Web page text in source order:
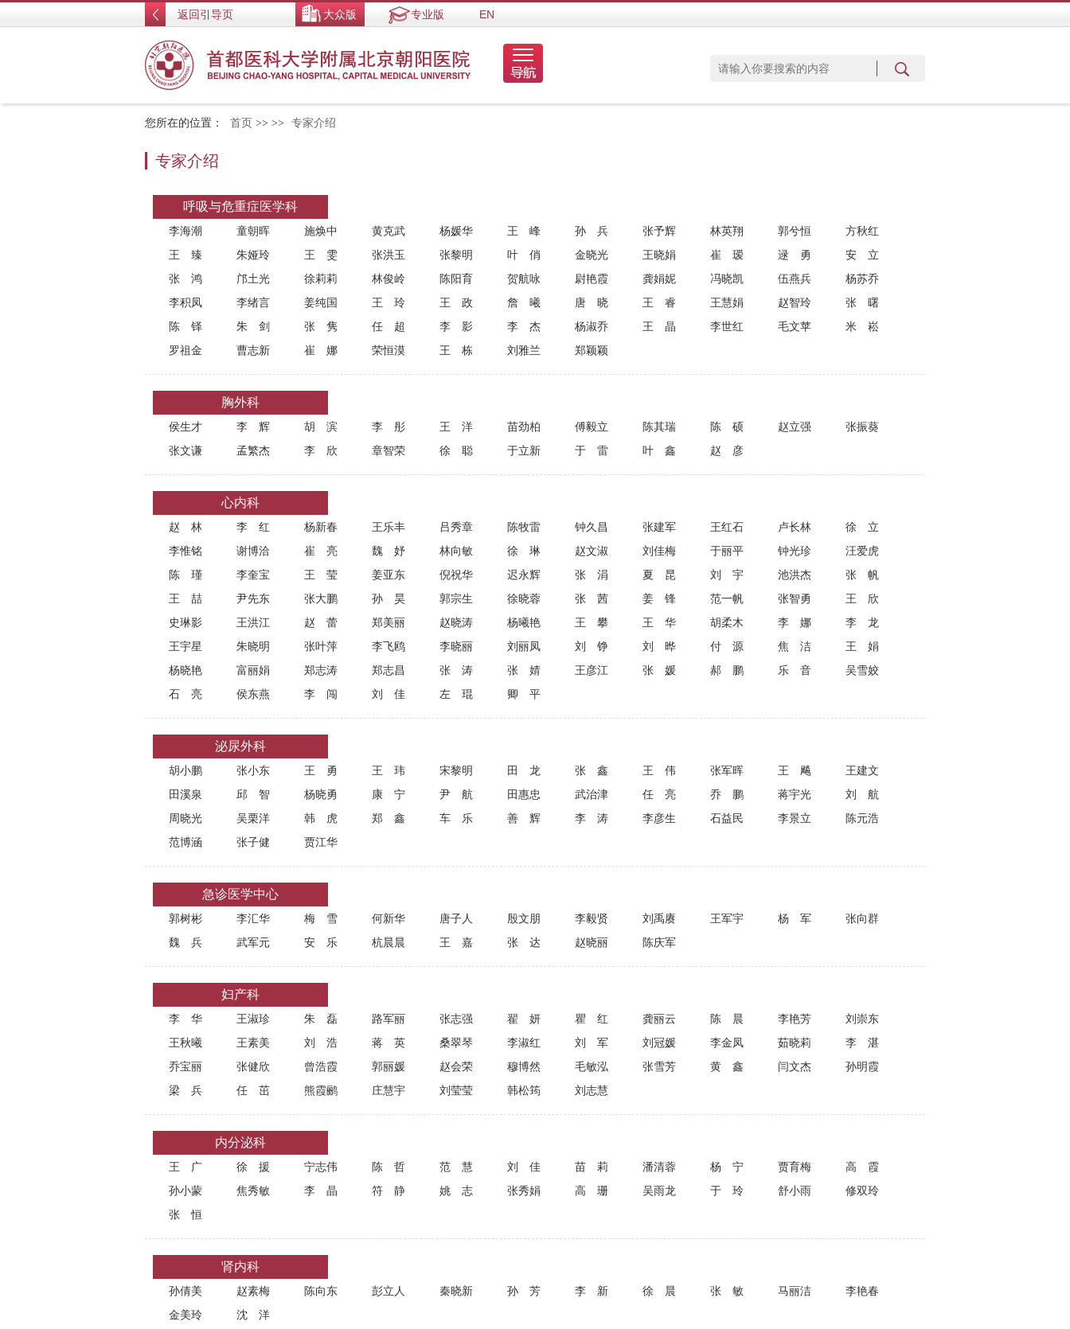
返回引导页 大众版 专业版 EN
您所在的位置： 首页 >> >> 专家介绍
专家介绍
呼吸与危重症医学科
李海潮 童朝晖 施焕中 黄克武 杨媛华 王峰 孙兵 张予辉 林英翔 郭兮恒
方秋红
王臻
朱娅玲 王雯 张洪玉 张黎明 叶俏 金晓光 王晓娟 崔瑷 逯勇
安立
张鸿
邝土光 徐莉莉 林俊岭 陈阳育 贺航咏 尉艳霞 龚娟妮 冯晓凯 伍燕兵
杨苏乔
李积凤
李绪言 姜纯国 王玲 王政 詹曦 唐晓 王睿 王慧娟 赵智玲
张曙
陈铎
朱剑 张隽 任超 李影 李杰 杨淑乔 王晶 李世红 毛文苹
米崧
罗祖金
曹志新 崔娜 荣恒漠 王栋 刘雅兰 郑颖颖
胸外科
侯生才 李辉 胡滨 李彤 王洋 苗劲柏 傅毅立 陈其瑞 陈硕 赵立强
张振葵
张文谦
孟繁杰 李欣 章智荣 徐聪 于立新 于雷 叶鑫 赵彦
心内科
赵林 李红 杨新春 王乐丰 吕秀章 陈牧雷 钟久昌 张建军 王红石 卢长林
徐立
李惟铭
谢博洽 崔亮 魏妤 林向敏 徐琳 赵文淑 刘佳梅 于丽平 钟光珍
汪爱虎
陈瑾
李奎宝 王莹 姜亚东 倪祝华 迟永辉 张涓 夏昆 刘宇 池洪杰
张帆
王喆
尹先东 张大鹏 孙昊 郭宗生 徐晓蓉 张茜 姜锋 范一帆 张智勇
王欣
史琳影
王洪江 赵蕾 郑美丽 赵晓涛 杨曦艳 王攀 王华 胡柔木 李娜
李龙
王宇星
朱晓明 张叶萍 李飞鸥 李晓丽 刘丽凤 刘铮 刘晔 付源 焦洁
王娟
杨晓艳
富丽娟 郑志涛 郑志昌 张涛 张婧 王彦江 张媛 郝鹏 乐音
吴雪姣
石亮
侯东燕 李闯 刘佳 左琨 卿平
泌尿外科
胡小鹏 张小东 王勇 王玮 宋黎明 田龙 张鑫 王伟 张军晖 王飚
王建文
田溪泉
邱智 杨晓勇 康宁 尹航 田惠忠 武治津 任亮 乔鹏 蒋宇光
刘航
周晓光
吴栗洋 韩虎 郑鑫 车乐 善辉 李涛 李彦生 石益民 李景立
陈元浩
范博涵
张子健 贾江华
急诊医学中心
郭树彬 李汇华 梅雪 何新华 唐子人 殷文朋 李毅贤 刘禹赓 王军宇 杨军
张向群
魏兵
武军元 安乐 杭晨晨 王嘉 张达 赵晓丽 陈庆军
妇产科
李华 王淑珍 朱磊 路军丽 张志强 翟妍 瞿红 龚丽云 陈晨 李艳芳
刘崇东
王秋曦
王素美 刘浩 蒋英 桑翠琴 李淑红 刘军 刘冠媛 李金凤 茹晓莉
李湛
乔宝丽
张健欣 曾浩霞 郭丽媛 赵会荣 穆博然 毛敏泓 张雪芳 黄鑫 闫文杰
孙明霞
梁兵
任茁 熊霞鹂 庄慧宇 刘莹莹 韩松筠 刘志慧
内分泌科
王广 徐援 宁志伟 陈哲 范慧 刘佳 苗莉 潘清蓉 杨宁 贾育梅
高霞
孙小蒙
焦秀敏 李晶 符静 姚志 张秀娟 高珊 吴雨龙 于玲 舒小雨
修双玲
张恒
肾内科
孙倩美 赵素梅 陈向东 彭立人 秦晓新 孙芳 李新 徐晨 张敏 马丽洁
李艳春
金美玲
沈洋